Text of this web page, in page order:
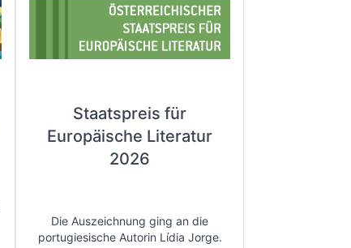
Staatspreis für
Europäische Literatur
2026
Die Auszeichnung ging an die
portugiesische Autorin Lídia Jorge.